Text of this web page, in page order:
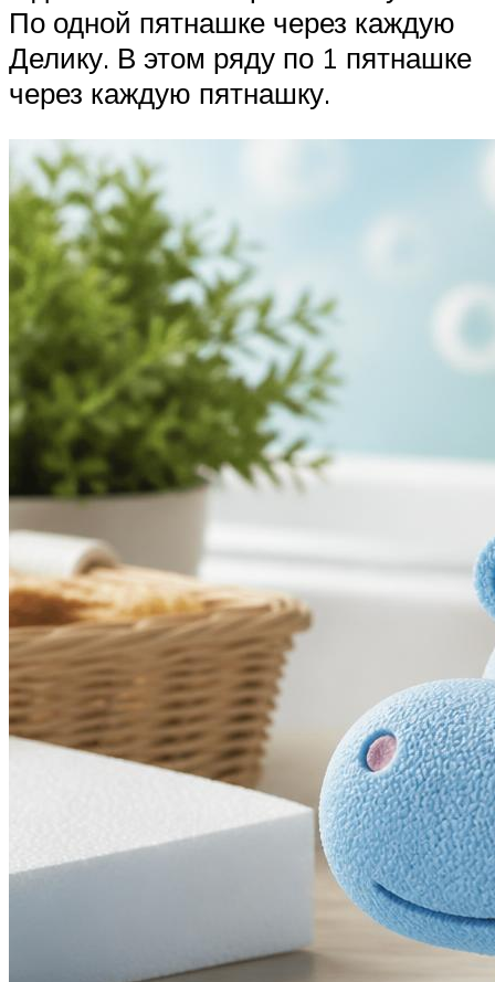
По одной пятнашке через каждую
Делику. В этом ряду по 1 пятнашке
через каждую пятнашку.